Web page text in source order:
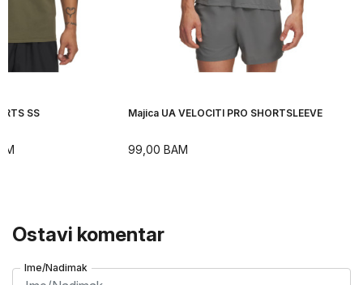
SS Majica UA VELOCITI PRO SHORTSLEEVE
99,00 BAM
Ostavi komentar
Ime/Nadimak